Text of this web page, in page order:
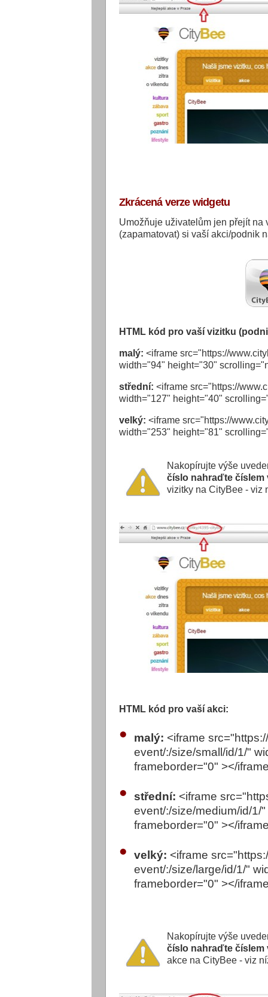
Zkrácená verze widgetu
Umožňuje uživatelům jen přejít
(zapamatovat) si vaší akci/podnik
HTML kód pro vaší vizitku
malý: <iframe src="https://
width="94" height="30"
střední: <iframe src="https://
width="127" height="40"
velký: <iframe src="https://
width="253" height="81"
Nakopírujte výše
číslo nahraďte číslem
vizitky na CityBee - viz
HTML kód pro vaší akci:
malý: <iframe
event/:/size/small/id/1/"
frameborder="0" ></
střední: <iframe
event/:/size/medium/id/1/
frameborder="0" ></
velký: <iframe
event/:/size/large/id/1/"
frameborder="0" ></
Nakopírujte výše
číslo nahraďte číslem
akce na CityBee - viz